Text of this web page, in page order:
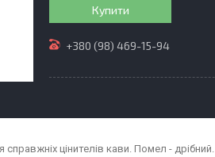
Купити
+380 (98) 469-15-94
справжніх цінителів кави. Помел -